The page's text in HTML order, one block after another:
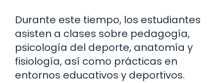
Durante este tiempo, los estudiantes
asisten a clases sobre pedagogía,
psicología del deporte, anatomía y
fisiología, así como prácticas en
entornos educativos y deportivos.